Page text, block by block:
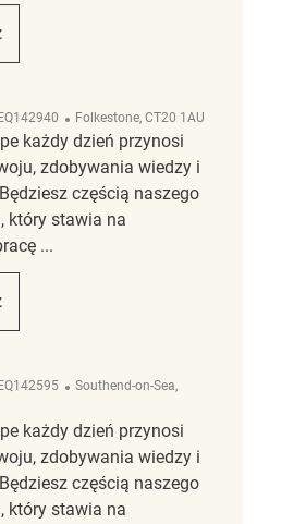
Lokalizacja
Folkestone, CT20 1AU
każdy dzień przynosi
zdobywania wiedzy i
częścią naszego
który stawia na
...
Lokalizacja
Southend-on-Sea,
każdy dzień przynosi
zdobywania wiedzy i
częścią naszego
który stawia na